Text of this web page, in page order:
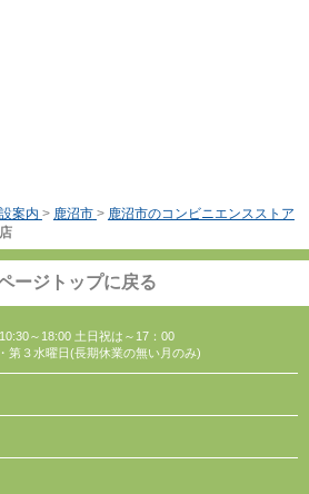
案内 > 鹿沼市 > 鹿沼市のコンビニエンスストア
ージトップに戻る
～18:00 土日祝は～17：00
第３水曜日(長期休業の無い月のみ)